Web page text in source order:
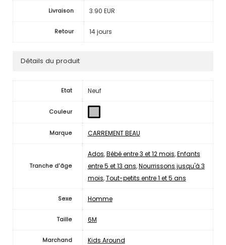
Livraison 3.90 EUR
Retour 14 jours
Détails du produit
Etat Neuf
Couleur
Marque CARREMENT BEAU
Tranche d'âge
Ados,Bébé entre 3 et 12 mois,Enfants
entre 5 et 13 ans,Nourrissons jusqu'à 3
mois,Tout-petits entre 1 et 5 ans
Sexe Homme
Taille 6M
Marchand Kids Around